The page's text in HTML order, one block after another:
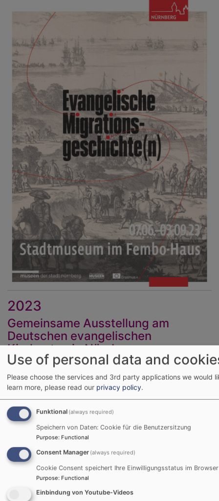
2023
Gemeinsame Ausstellung am
Deutschen evangelischen
Kirchentag in Nürnberg
Ausstellungsort:Fembo-Haus Nürnberg(während des
Kirchentages - 7. bis 11. Juni 2023 - und darüber
hinaus)
Die Ausstellung ist ein Zusammenschnitt aller
Forschungsergebnisse und Einzelausstellungen aller 10
Projektpartner sein.
Inhaltlich hat die Ausstellung einen biographischen
Schwerpunkt und dieser steht exemplarisch für die
jeweilige regionale und zeitlich verortete Forschung
Use of personal data and
Please choose the services and 3rd party applications we would
learn more, please read our privacy policy.
Funktional (always required)
Speichern von Daten: Cookie für die Benutzersitzung
Purpose: Functional
Consent Manager (always required)
Cookie Consent speichert Ihre Einwilligungsstatus im Browser
Purpose: Functional
Einbindung von Youtube-Videos